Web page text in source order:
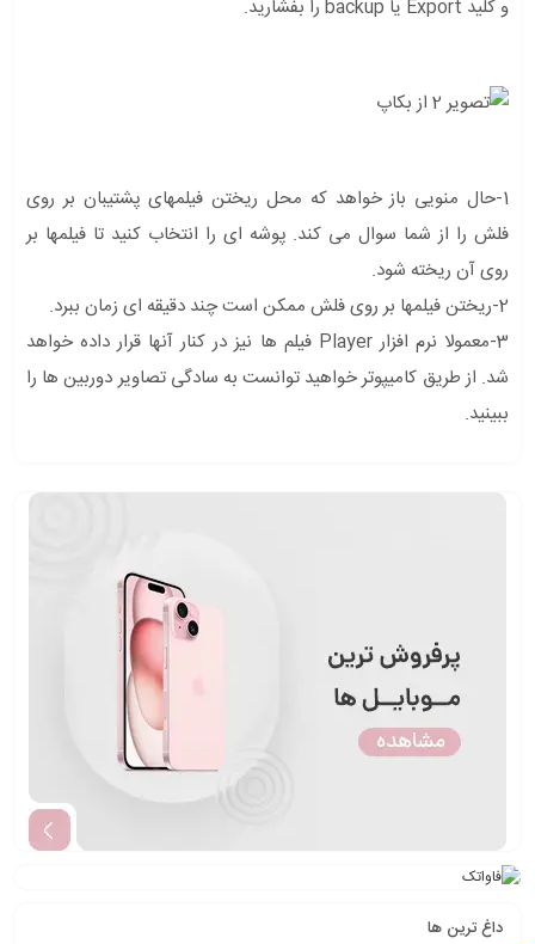
و کلید Export یا backup را بفشارید.
1-حال منویی باز خواهد که محل ریختن فیلمهای پشتیبان بر روی
فلش را از شما سوال می کند. پوشه ای را انتخاب کنید تا فیلمها بر
روی آن ریخته شود.
2-ریختن فیلمها بر روی فلش ممکن است چند دقیقه ای زمان ببرد.
3-معمولا نرم افزار Player فیلم ها نیز در کنار آنها قرار داده خواهد
شد. از طریق کامیپوتر خواهید توانست به سادگی تصاویر دوربین ها را
ببینید.
داغ ترین ها